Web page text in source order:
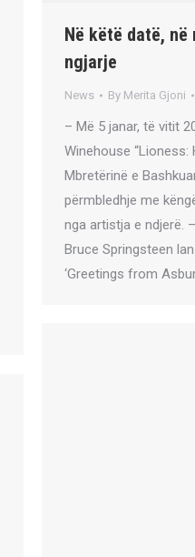
Në këtë datë,
ngjarje
News By Merita Gjoni
– Më 5 janar, të vitit
Winehouse “Lioness:
Mbretërinë e
përmbledhje me
nga artistja e ndjerë.
Bruce Springsteen
‘Greetings from